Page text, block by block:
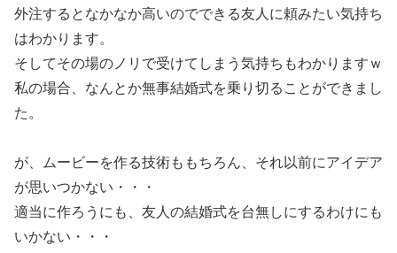
外注するとなかなか高いのでできる友人に頼みたい気持ち
はわかります。
そしてその場のノリで受けてしまう気持ちもわかりますｗ
私の場合、なんとか無事結婚式を乗り切ることができまし
た。
が、ムービーを作る技術ももちろん、それ以前にアイデア
が思いつかない・・・
適当に作ろうにも、友人の結婚式を台無しにするわけにも
いかない・・・